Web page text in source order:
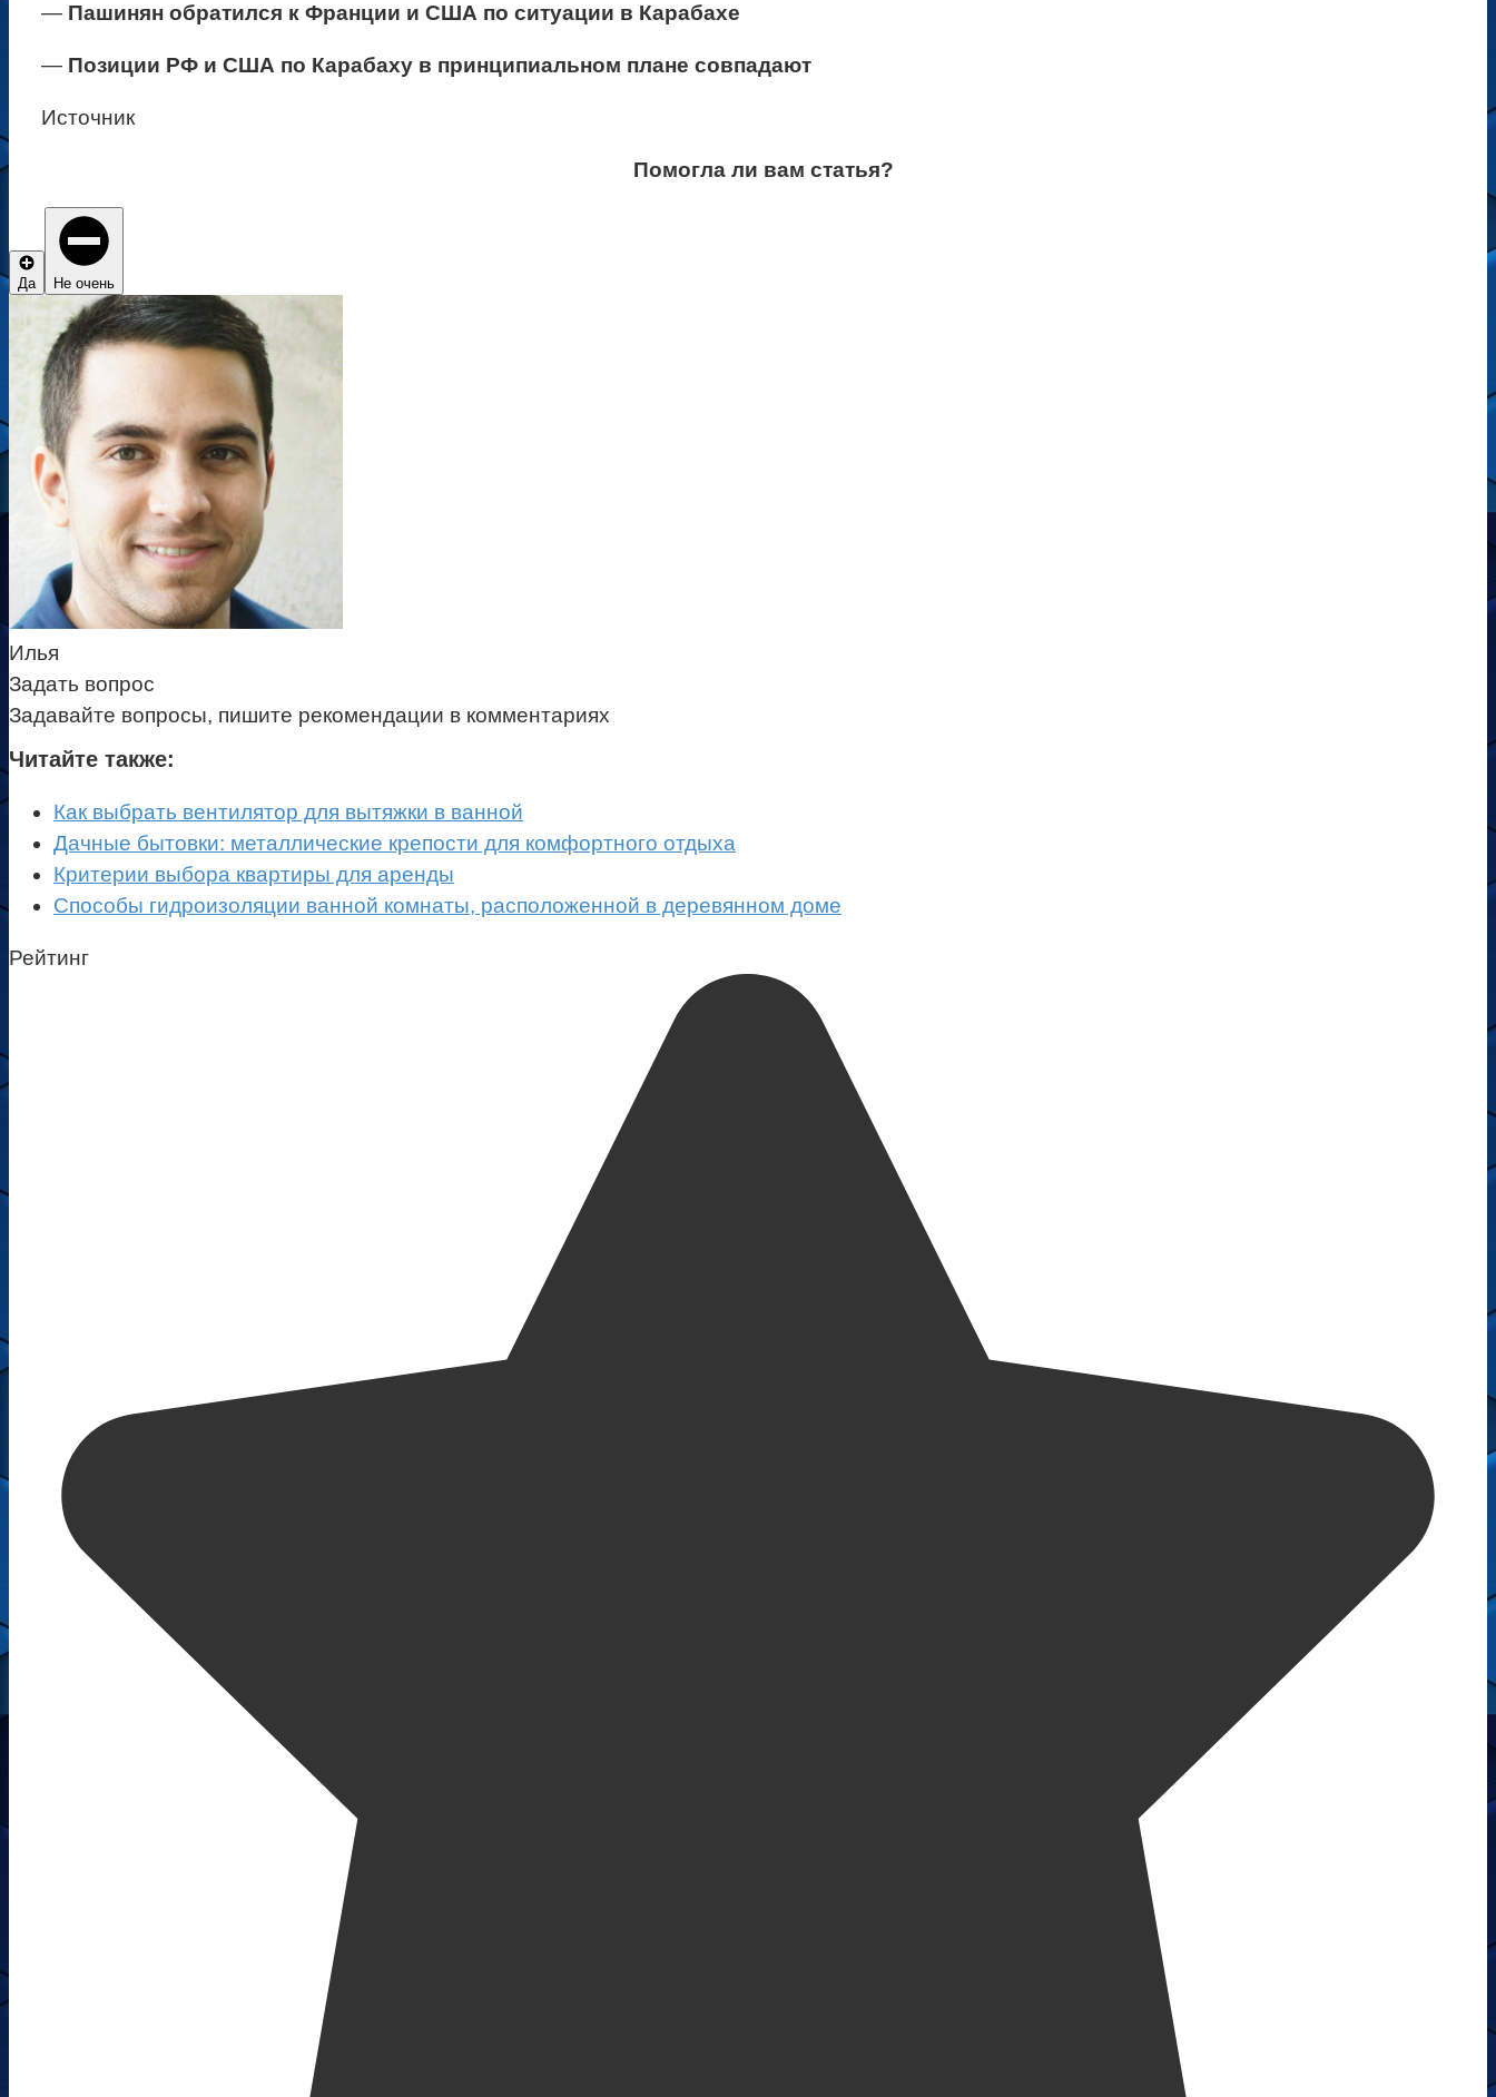
— Пашинян обратился к Франции и США по ситуации в Карабахе
— Позиции РФ и США по Карабаху в принципиальном плане совпадают
Источник
Помогла ли вам статья?
Да Не очень
Илья
Задать вопрос
Задавайте вопросы, пишите рекомендации в комментариях
Читайте также:
Как выбрать вентилятор для вытяжки в ванной
Дачные бытовки: металлические крепости для комфортного отдыха
Критерии выбора квартиры для аренды
Способы гидроизоляции ванной комнаты, расположенной в деревянном доме
Рейтинг